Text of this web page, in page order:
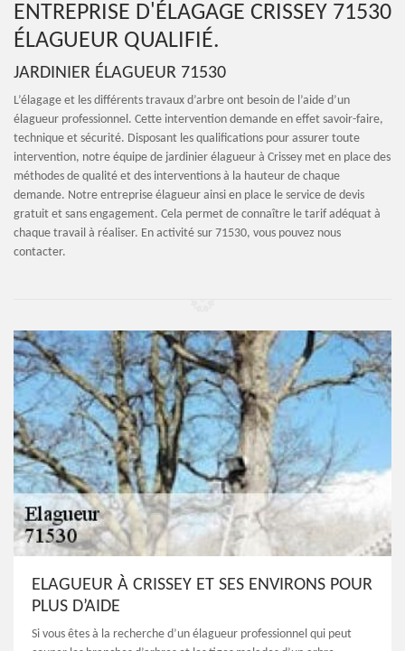
ENTREPRISE D'ÉLAGAGE CRISSEY 71530
ÉLAGUEUR QUALIFIÉ.
JARDINIER ÉLAGUEUR 71530
L’élagage et les différents travaux d’arbre ont besoin de l’aide d’un
élagueur professionnel. Cette intervention demande en effet savoir-faire,
technique et sécurité. Disposant les qualifications pour assurer toute
intervention, notre équipe de jardinier élagueur à Crissey met en place des
méthodes de qualité et des interventions à la hauteur de chaque
demande. Notre entreprise élagueur ainsi en place le service de devis
gratuit et sans engagement. Cela permet de connaître le tarif adéquat à
chaque travail à réaliser. En activité sur 71530, vous pouvez nous
contacter.
ELAGUEUR À CRISSEY ET SES ENVIRONS POUR
PLUS D’AIDE
Si vous êtes à la recherche d’un élagueur professionnel qui peut